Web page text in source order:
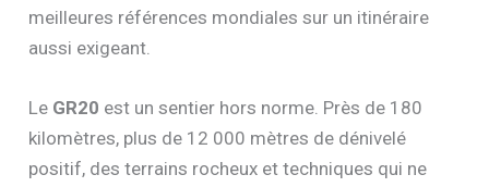
meilleures références mondiales sur un itinéraire
aussi exigeant.
Le GR20 est un sentier hors norme. Près de 180
kilomètres, plus de 12 000 mètres de dénivelé
positif, des terrains rocheux et techniques qui ne